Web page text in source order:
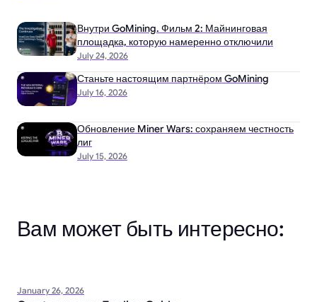
July 24, 2026
Внутри GoMining. Фильм 2: Майнинговая
площадка, которую намеренно отключили
July 16, 2026
Станьте настоящим партнёром GoMining
July 15, 2026
Обновление Miner Wars: сохраняем честность
лиг
Вам может быть интересно:
January 26, 2026